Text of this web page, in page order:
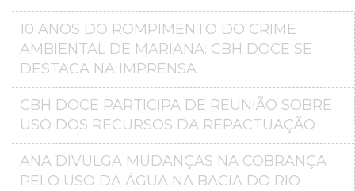
10 ANOS DO ROMPIMENTO DO CRIME
AMBIENTAL DE MARIANA: CBH DOCE SE
DESTACA NA IMPRENSA
CBH DOCE PARTICIPA DE REUNIÃO SOBRE
USO DOS RECURSOS DA REPACTUAÇÃO
ANA DIVULGA MUDANÇAS NA COBRANÇA
PELO USO DA ÁGUA NA BACIA DO RIO